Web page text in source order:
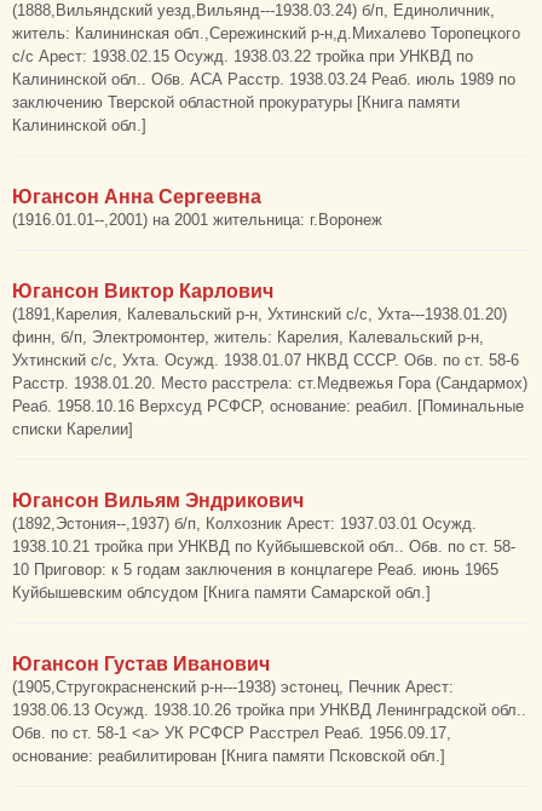
(1888,Вильяндский уезд,Вильянд---1938.03.24) б/п, Единоличник,
житель: Калининская обл.,Сережинский р-н,д.Михалево Торопецкого
с/с Арест: 1938.02.15 Осужд. 1938.03.22 тройка при УНКВД по
Калининской обл.. Обв. АСА Расстр. 1938.03.24 Реаб. июль 1989 по
заключению Тверской областной прокуратуры [Книга памяти
Калининской обл.]
Югансон Анна Сергеевна
(1916.01.01--,2001) на 2001 жительница: г.Воронеж
Югансон Виктор Карлович
(1891,Карелия, Калевальский р-н, Ухтинский с/с, Ухта---1938.01.20)
финн, б/п, Электромонтер, житель: Карелия, Калевальский р-н,
Ухтинский с/с, Ухта. Осужд. 1938.01.07 НКВД СССР. Обв. по ст. 58-6
Расстр. 1938.01.20. Место расстрела: ст.Медвежья Гора (Сандармох)
Реаб. 1958.10.16 Верхсуд РСФСР, основание: реабил. [Поминальные
списки Карелии]
Югансон Вильям Эндрикович
(1892,Эстония--,1937) б/п, Колхозник Арест: 1937.03.01 Осужд.
1938.10.21 тройка при УНКВД по Куйбышевской обл.. Обв. по ст. 58-
10 Приговор: к 5 годам заключения в концлагере Реаб. июнь 1965
Куйбышевским облсудом [Книга памяти Самарской обл.]
Югансон Густав Иванович
(1905,Стругокрасненский р-н---1938) эстонец, Печник Арест:
1938.06.13 Осужд. 1938.10.26 тройка при УНКВД Ленинградской обл..
Обв. по ст. 58-1 <а> УК РСФСР Расстрел Реаб. 1956.09.17,
основание: реабилитирован [Книга памяти Псковской обл.]